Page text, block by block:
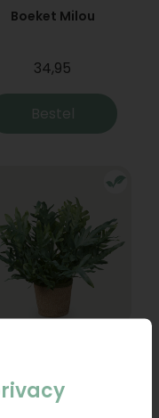
Boeket Milou
34,95
Bestel
16,95